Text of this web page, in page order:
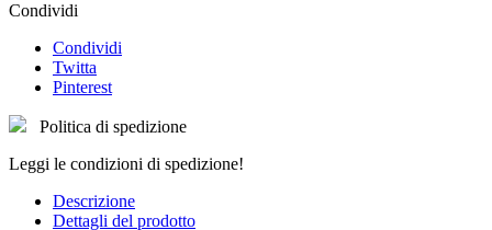
Condividi
Condividi
Twitta
Pinterest
Politica di spedizione
Leggi le condizioni di spedizione!
Descrizione
Dettagli del prodotto